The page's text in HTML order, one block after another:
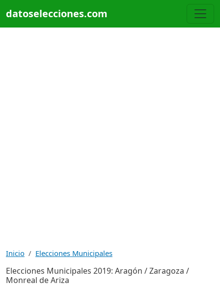
datoselecciones.com
Inicio Elecciones Municipales
Elecciones Municipales 2019: Aragón / Zaragoza /
Monreal de Ariza